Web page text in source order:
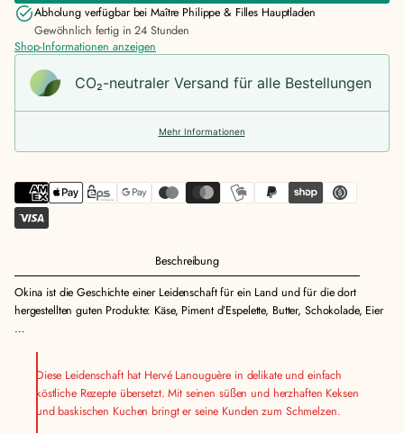
Abholung verfügbar beiMaître Philippe & Filles Hauptladen
Gewöhnlich fertig in 24 Stunden
Shop-Informationen anzeigen
CO₂-neu­t­raler Versand für alle Bestellungen
Mehr Informationen
Beschreibung
Okina ist die Geschichte einer Leidenschaft für ein Land und für die dort
hergestellten guten Produkte: Käse, Piment d’Espelette, Butter, Schokolade, Eier
…
Diese Leidenschaft hat Hervé Lanouguère in delikate und einfach
köstliche Rezepte übersetzt. Mit seinen süßen und herzhaften Keksen
und baskischen Kuchen bringt er seine Kunden zum Schmelzen.